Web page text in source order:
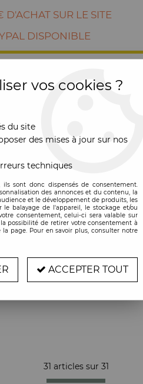
D'ACHAT SUR LE SITE
DISPONIBLE
31 articles sur 31
vos cookies ?
du site
des mises à jour sur nos
techniques
sont donc dispensés de consentement.
des annonces et du contenu, la
et le développement de produits, les
balayage de l'appareil, le stockage et/ou
consentement, celui-ci sera valable sur
possibilité de retirer votre consentement à
page. Pour en savoir plus, consulter notre
ACCEPTER TOUT